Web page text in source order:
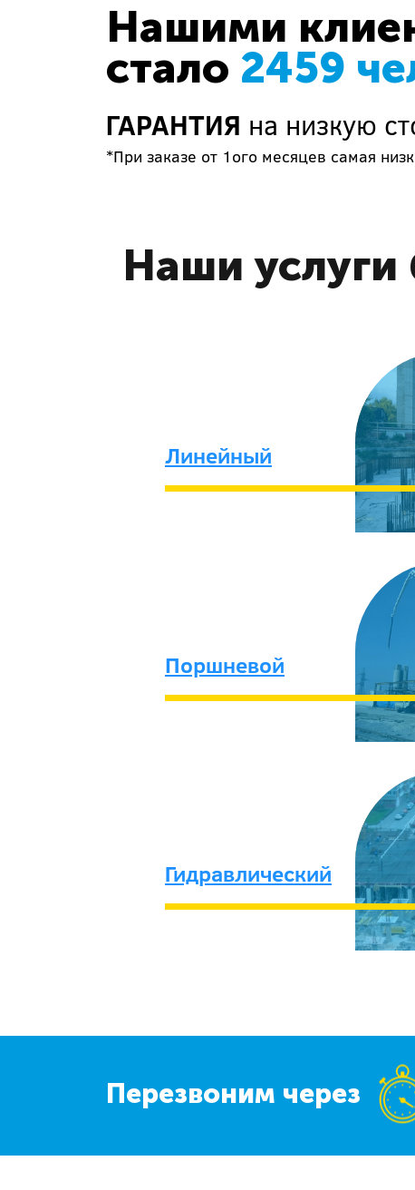
Нашими
стало 2459
ГАРАНТИЯ на низкую
*При заказе от 1ого месяцев самая
Наши услуги
Линейный
Поршневой
Гидравлический
Перезвоним через